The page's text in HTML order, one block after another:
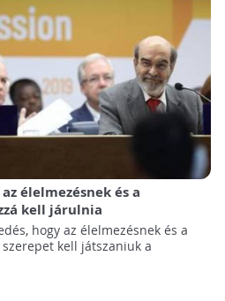
élelmezésnek és a
kell járulnia
hogy az élelmezésnek és a
kell játszaniuk a